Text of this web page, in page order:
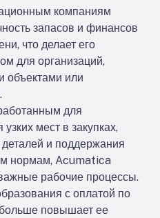
компаниям
запасов и финансов
что делает его
для организаций,
объектами или
для
мест в закупках,
и поддержания
нормам, Acumatica
рабочие процессы.
с оплатой по
повышает ее